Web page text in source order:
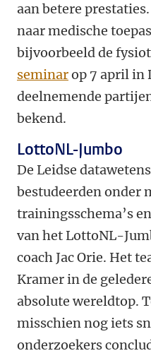
aan betere
naar medische
bijvoorbeeld de
seminarop 7 april in
deelnemende
bekend.
LottoNL-Jumbo
De Leidse
bestudeerden onder
trainingsschema’s
van het LottoNL-
coach Jac Orie. Het
Kramer in de
absolute wereldtop.
misschien nog iets
onderzoekers